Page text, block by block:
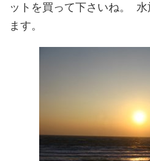
ットを買って下さいね。
ます。